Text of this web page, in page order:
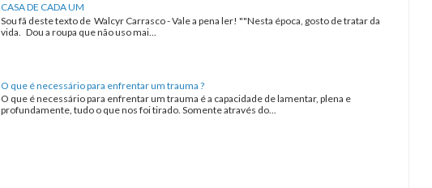
CASA DE CADA UM
Sou fã deste texto de Walcyr Carrasco - Vale a pena ler! ""Nesta época, gosto de tratar da
vida. Dou a roupa que não uso mai...
O que é necessário para enfrentar um trauma ?
O que é necessário para enfrentar um trauma é a capacidade de lamentar, plena e
profundamente, tudo o que nos foi tirado. Somente através do...